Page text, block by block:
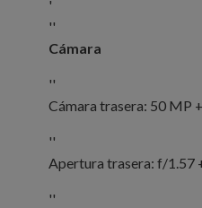
'
''
Cámara
''
Cámara trasera: 50 MP
''
Apertura trasera: f/1.57
''